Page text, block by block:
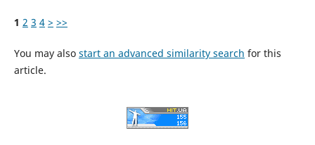
1 2 3 4 > >>
You may also start an advanced similarity search for this
article.